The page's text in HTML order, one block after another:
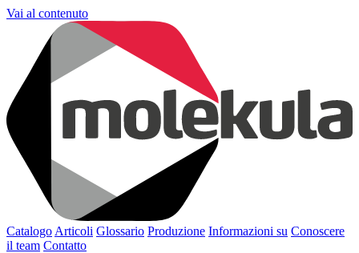
Vai al contenuto
Catalogo Articoli Glossario Produzione Informazioni su Conoscere
il team Contatto